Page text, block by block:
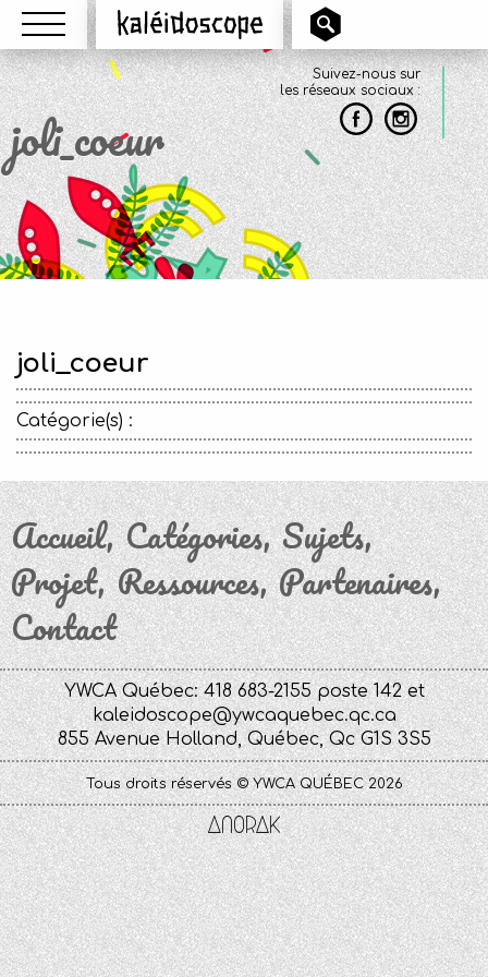
Menu Kaléidoscope
Suivez-nous sur
les réseaux sociaux :
joli_coeur
joli_coeur
Catégorie(s) :
Accueil Catégories Sujets
Projet Ressources Partenaires
Contact
YWCA Québec: 418 683-2155 poste 142 et
kaleidoscope@ywcaquebec.qc.ca
855 Avenue Holland, Québec, Qc G1S 3S5
Tous droits réservés © YWCA QUÉBEC 2026
Anorak
Studio